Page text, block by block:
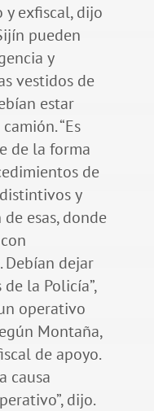
y exfiscal, dijo
pueden
y
vestidos de
estar
“Es
de la forma
de
y
esas, donde
Debían dejar
la Policía”,
operativo
Montaña,
de apoyo.
causa
dijo.